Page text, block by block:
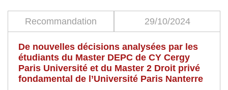
Recommandation 29/10/2024
De nouvelles décisions analysées par les
étudiants du Master DEPC de CY Cergy
Paris Université et du Master 2 Droit privé
fondamental de l’Université Paris Nanterre